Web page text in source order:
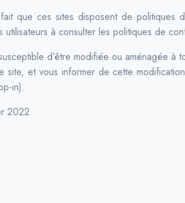
que ces sites disposent de
à consulter les politiques de
d’être modifiée ou aménagée à
site, et vous informer de cette
in).
2022